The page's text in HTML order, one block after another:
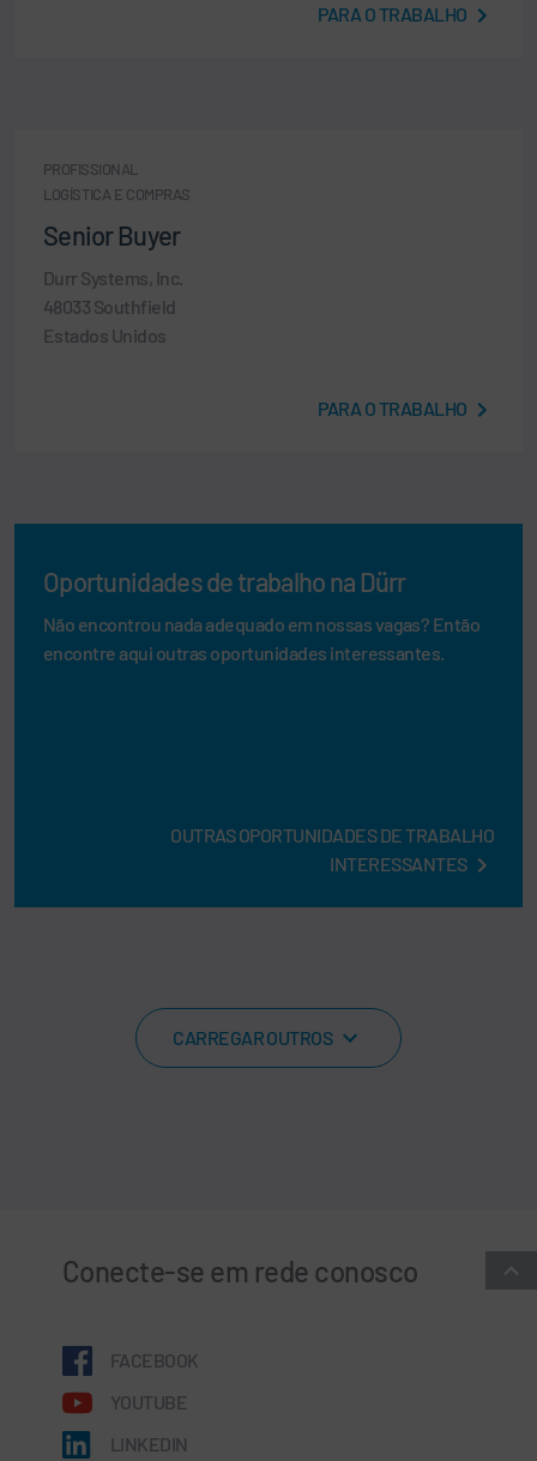
PARA O TRABALHO
PROFISSIONAL
LOGÍSTICA E COMPRAS
Senior Buyer
Durr Systems, Inc.
48033 Southfield
Estados Unidos
PARA O TRABALHO
Oportunidades de trabalho na Dürr
Não encontrou nada adequado em nossas vagas? Então
encontre aqui outras oportunidades interessantes.
OUTRAS OPORTUNIDADES DE TRABALHO
INTERESSANTES
CARREGAR OUTROS
Conecte-se em rede conosco
FACEBOOK
YOUTUBE
LINKEDIN